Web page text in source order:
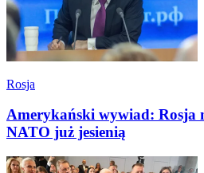
Rosja
Amerykański wywiad: Rosja
NATO już jesienią